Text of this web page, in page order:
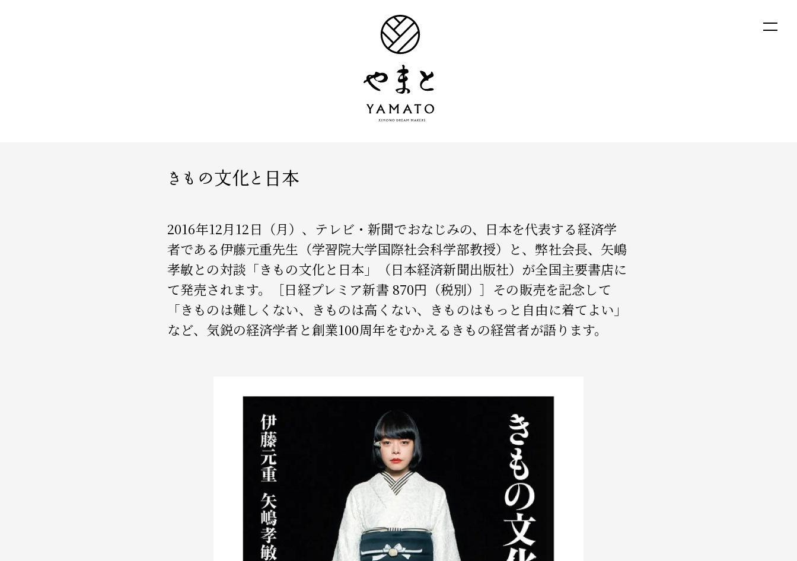
きもの文化と日本
2016年12月12日（月）、テレビ・新聞でおなじみの、日本を代表する経済学
者である伊藤元重先生（学習院大学国際社会科学部教授）と、弊社会長、矢嶋
孝敏との対談「きもの文化と日本」（日本経済新聞出版社）が全国主要書店に
て発売されます。［日経プレミア新書 870円（税別）］その販売を記念して
「きものは難しくない、きものは高くない、きものはもっと自由に着てよい」
など、気鋭の経済学者と創業100周年をむかえるきもの経営者が語ります。